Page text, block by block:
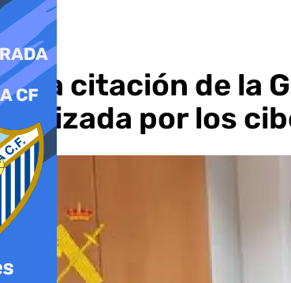
Una citación de la
utilizada por los